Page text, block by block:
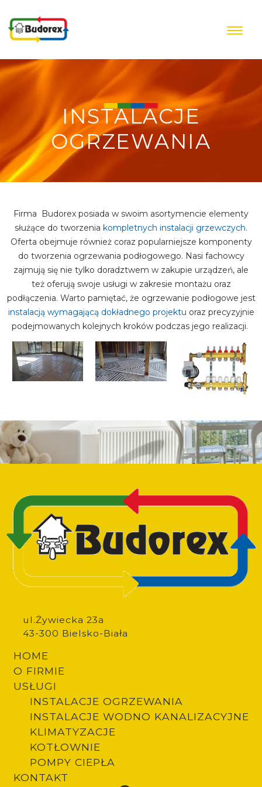
INSTALACJE
OGRZEWANIA
Firma Budorex posiada w swoim asortymencie elementy
służące do tworzenia kompletnych instalacji grzewczych.
Oferta obejmuje również coraz popularniejsze komponenty
do tworzenia ogrzewania podłogowego. Nasi fachowcy
zajmują się nie tylko doradztwem w zakupie urządzeń, ale
też oferują swoje usługi w zakresie montażu oraz
podłączenia. Warto pamiętać, że ogrzewanie podłogowe jest
instalacją wymagającą dokładnego projektu oraz precyzyjnie
podejmowanych kolejnych kroków podczas jego realizacji.
Image
Image
Image
Image
ul.Żywiecka 23a
43-300 Bielsko-Biała
Footer
HOME
O FIRMIE
USŁUGI
INSTALACJE OGRZEWANIA
INSTALACJE WODNO KANALIZACYJNE
KLIMATYZACJE
KOTŁOWNIE
POMPY CIEPŁA
KONTAKT